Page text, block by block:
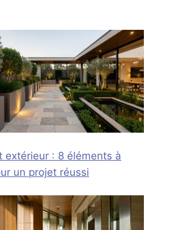
extérieur : 8 éléments à
un projet réussi